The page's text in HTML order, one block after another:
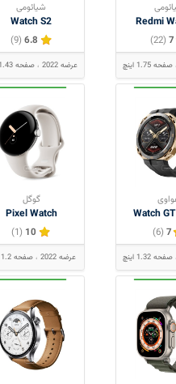
Redmi
7
(22)
صفحه 1.75 اینچ
شیائومی
Watch S2
6.8
(9)
عرضه 2022 صفحه 1.43 اینچ
Watch
7
(6)
صفحه 1.32 اینچ
گوگل
Pixel Watch
10
(1)
عرضه 2022 صفحه 1.2 اینچ